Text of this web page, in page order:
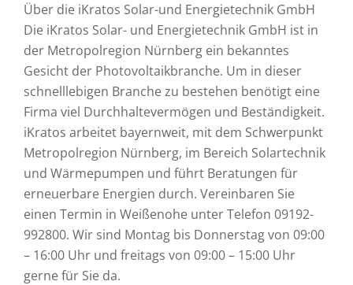
Über die iKratos Solar-und Energietechnik GmbH
Die iKratos Solar- und Energietechnik GmbH ist in
der Metropolregion Nürnberg ein bekanntes
Gesicht der Photovoltaikbranche. Um in dieser
schnelllebigen Branche zu bestehen benötigt eine
Firma viel Durchhaltevermögen und Beständigkeit.
iKratos arbeitet bayernweit, mit dem Schwerpunkt
Metropolregion Nürnberg, im Bereich Solartechnik
und Wärmepumpen und führt Beratungen für
erneuerbare Energien durch. Vereinbaren Sie
einen Termin in Weißenohe unter Telefon 09192-
992800. Wir sind Montag bis Donnerstag von 09:00
– 16:00 Uhr und freitags von 09:00 – 15:00 Uhr
gerne für Sie da.